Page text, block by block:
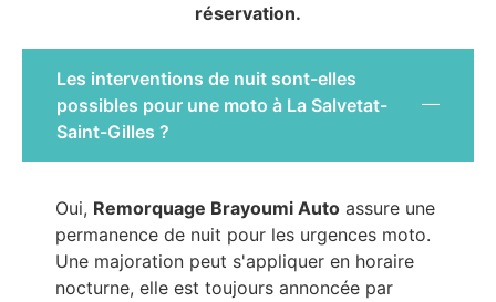
réservation.
Les interventions de nuit sont-elles
possibles pour une moto à La Salvetat-
Saint-Gilles ?
Oui, Remorquage Brayoumi Auto assure une
permanence de nuit pour les urgences moto.
Une majoration peut s'appliquer en horaire
nocturne, elle est toujours annoncée par